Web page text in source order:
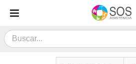
contenido
Search
for: